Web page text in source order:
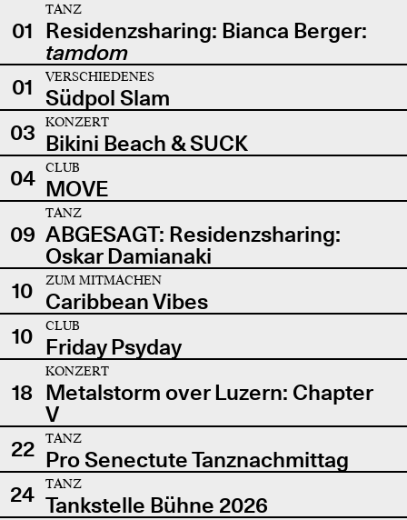
01
TANZ
Residenzsharing: Bianca Berger:
tamdom
01
VERSCHIEDENES
Südpol Slam
03
KONZERT
Bikini Beach & SUCK
04
CLUB
MOVE
09
TANZ
ABGESAGT: Residenzsharing:
Oskar Damianaki
10
ZUM MITMACHEN
Caribbean Vibes
10
CLUB
Friday Psyday
18
KONZERT
Metalstorm over Luzern: Chapter
V
22
TANZ
Pro Senectute Tanznachmittag
24
TANZ
Tankstelle Bühne 2026